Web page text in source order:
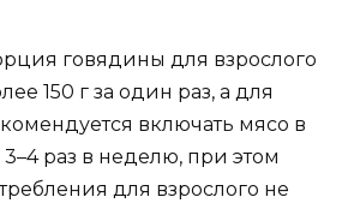
говядины для взрослого
150 г за один раз, а для
включать мясо в
раз в неделю, при этом
для взрослого не